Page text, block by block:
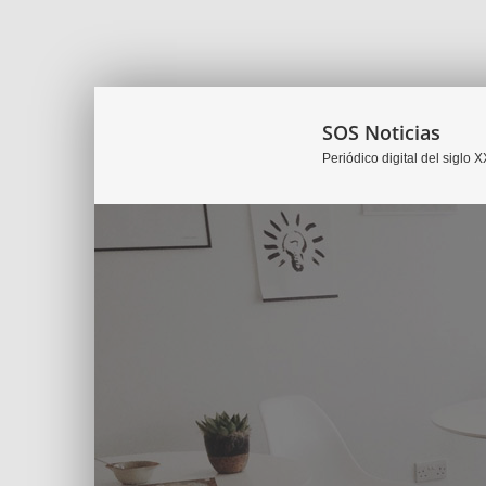
SOS Noticias
Periódico digital del siglo